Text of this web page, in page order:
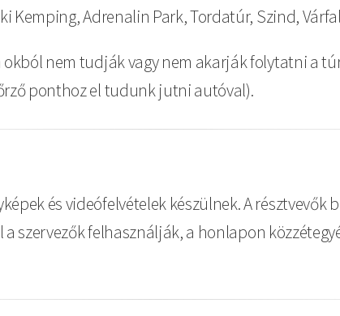
Kemping, Adrenalin Park, Tordatúr, Szind,
nem tudják vagy nem akarják folytatni a
ponthoz el tudunk jutni autóval).
és videófelvételek készülnek. A résztvevők
szervezők felhasználják, a honlapon